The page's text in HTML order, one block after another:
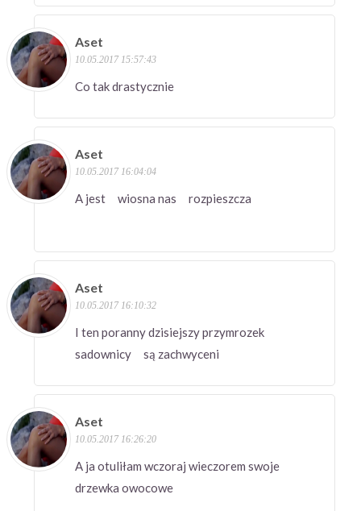
Aset
10.05.2017 15:57:43
Co tak drastycznie
Aset
10.05.2017 16:04:04
A jest wiosna nas rozpieszcza
Aset
10.05.2017 16:10:32
I ten poranny dzisiejszy przymrozek
sadownicy są zachwyceni
Aset
10.05.2017 16:26:20
A ja otuliłam wczoraj wieczorem swoje
drzewka owocowe